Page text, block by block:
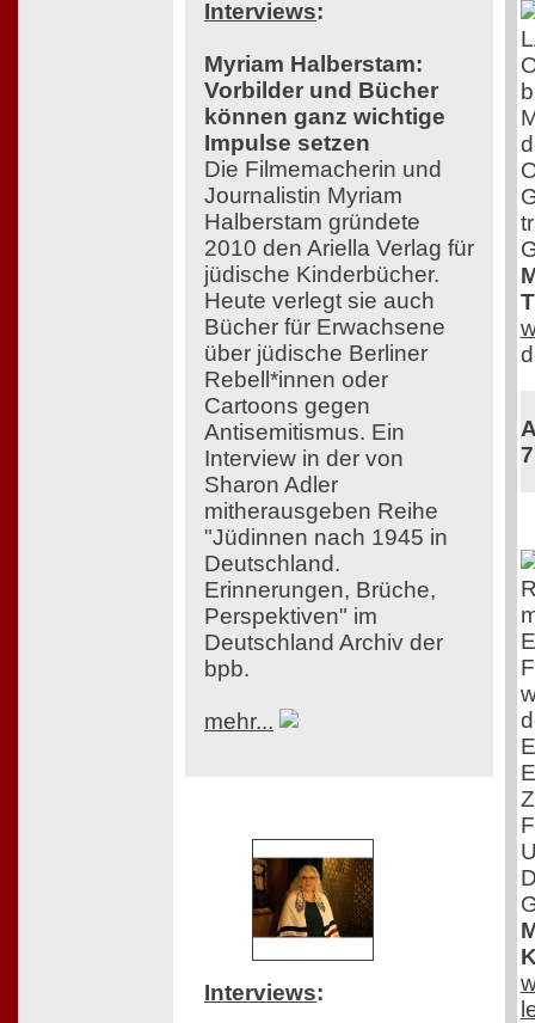
Interviews:
Myriam Halberstam:
Vorbilder und Bücher
können ganz wichtige
Impulse setzen
Die Filmemacherin und
Journalistin Myriam
Halberstam gründete
2010 den Ariella Verlag für
jüdische Kinderbücher.
Heute verlegt sie auch
Bücher für Erwachsene
über jüdische Berliner
Rebell*innen oder
Cartoons gegen
Antisemitismus. Ein
Interview in der von
Sharon Adler
mitherausgeben Reihe
"Jüdinnen nach 1945 in
Deutschland.
Erinnerungen, Brüche,
Perspektiven" im
Deutschland Archiv der
bpb.
mehr...
Interviews: